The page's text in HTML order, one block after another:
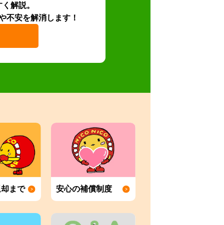
解説。
不安を解消します！
まで 安心の補償制度